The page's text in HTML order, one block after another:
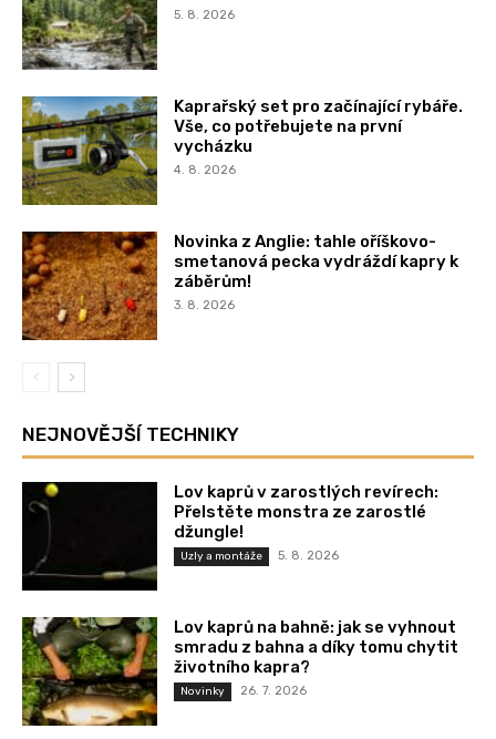
5. 8. 2026
Kaprařský set pro začínající rybáře.
Vše, co potřebujete na první
vycházku
4. 8. 2026
Novinka z Anglie: tahle oříškovo-
smetanová pecka vydráždí kapry k
záběrům!
3. 8. 2026
NEJNOVĚJŠÍ TECHNIKY
Lov kaprů v zarostlých revírech:
Přelstěte monstra ze zarostlé
džungle!
Uzly a montáže 5. 8. 2026
Lov kaprů na bahně: jak se vyhnout
smradu z bahna a díky tomu chytit
životního kapra?
Novinky 26. 7. 2026